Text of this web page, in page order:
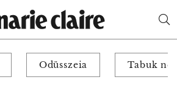
Odüsszeia Tabuk